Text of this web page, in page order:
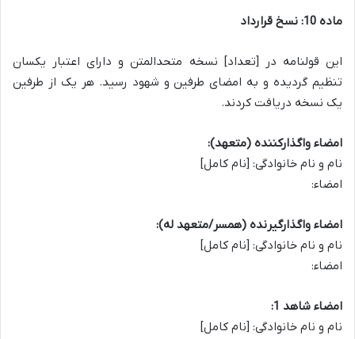
ماده 10: نسخ قرارداد
این قولنامه در [تعداد] نسخه متحدالمتن و دارای اعتبار یکسان
تنظیم گردیده و به امضای طرفین و شهود رسید. هر یک از طرفین
یک نسخه دریافت کردند.
امضاء واگذارکننده (متعهد):
نام و نام خانوادگی: [نام کامل]
امضاء:
امضاء واگذارگیرنده (همسر/متعهد له):
نام و نام خانوادگی: [نام کامل]
امضاء:
امضاء شاهد 1:
نام و نام خانوادگی: [نام کامل]